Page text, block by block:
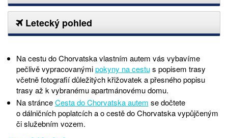
Letecký pohled
Na cestu do Chorvatska vlastním autem vás vybavíme
pečlivě vypracovanýmipokyny na cestus popisem trasy
včetně fotografií důležitých křižovatek a přesného popisu
trasy až k vybranému apartmánovému domu.
Na stránceCesta do Chorvatska autem se dočtete
o dálničních poplatcích a o cestě do Chorvatska vypůjčeným
či služebním vozem.